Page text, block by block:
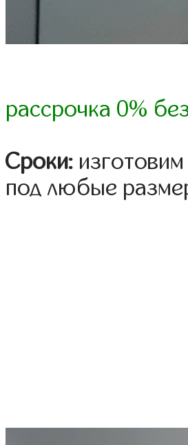
рассрочка 0%
Сроки:
под любые